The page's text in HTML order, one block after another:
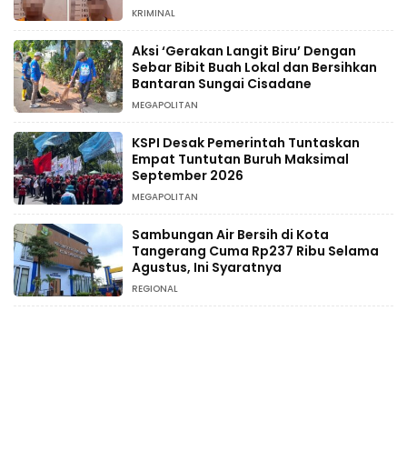
KRIMINAL
Aksi ‘Gerakan Langit Biru’ Dengan
Sebar Bibit Buah Lokal dan Bersihkan
Bantaran Sungai Cisadane
MEGAPOLITAN
KSPI Desak Pemerintah Tuntaskan
Empat Tuntutan Buruh Maksimal
September 2026
MEGAPOLITAN
Sambungan Air Bersih di Kota
Tangerang Cuma Rp237 Ribu Selama
Agustus, Ini Syaratnya
REGIONAL